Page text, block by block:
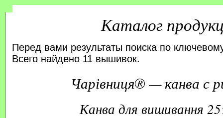
Каталог
Перед вами результаты поиска по
Всего найдено 11 вышивок.
Чарівниця® — канва с
канва для вишивання